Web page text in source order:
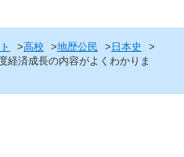
高校 地歴公民
日本史
経済成長の内容がよくわかりま